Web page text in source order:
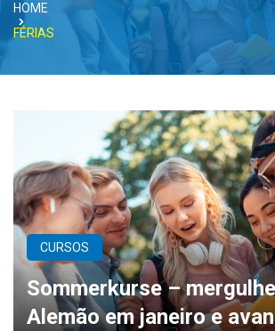
HOME
FÉRIAS
CURSOS
Sommerkurse –
Alemão em janeiro e